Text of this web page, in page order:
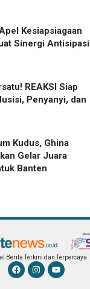
Kesiapsiagaan
Sinergi Antisipasi
REAKSI Siap
Penyanyi, dan
Kudus, Ghina
Gelar Juara
Banten
Berita Terkini dan Terpercaya